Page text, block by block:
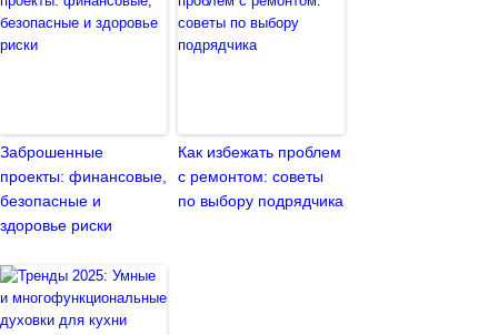
Заброшенные
проекты: финансовые,
безопасные и
здоровье риски
Как избежать проблем
с ремонтом: советы
по выбору подрядчика